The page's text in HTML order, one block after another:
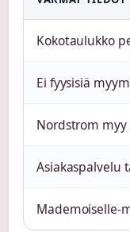
Kokotaulukko
Ei fyysisiä
Nordstrom
Asiakaspalvelu
Mademoiselle-